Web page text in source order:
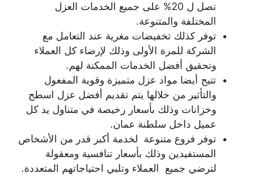
تصل ل 20% على جميع الخدمات العزل
المختلفة والمتنوعة.
توفر كذلك تخفيضات مغرية عند التعامل مع
الشركة للمرة الأولى وذلك لإرضاء كل العملاء
وتحقيق أفضل الخدمات الممكنة لهم.
تتيح أيضا مواد عزل متميزة وقوية المفعول
والتأثير من خلالها يتم تقديم أفضل عزل اسطح
وخزانات وذلك بأسعار رخيصة في متناول يد كل
عميل داخل سلطنة عمان.
توفر فروع متنوعة لخدمة أكبر قدر من الأشخاص
المستفيدين وذلك بأسعار تنافسية ومعقولة
لترضي جميع العملاء وتلبي احتياجاتهم المتعددة.